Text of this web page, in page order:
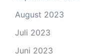
August 2023
Juli 2023
Juni 2023